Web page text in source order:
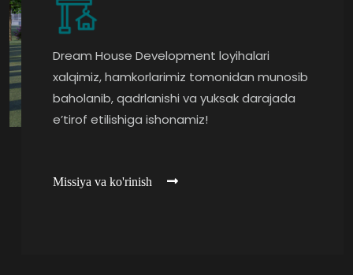
Dream House Development loyihalari
xalqimiz, hamkorlarimiz tomonidan munosib
baholanib, qadrlanishi va yuksak darajada
e’tirof etilishiga ishonamiz!
Missiya va ko'rinish